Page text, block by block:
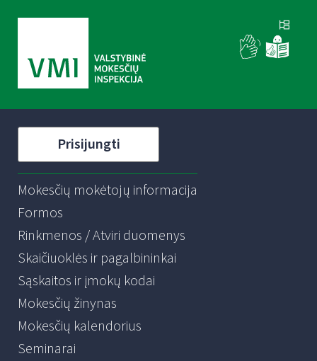
Prisijungti
Mokesčių mokėtojų informacija
Formos
Rinkmenos / Atviri duomenys
Skaičiuoklės ir pagalbininkai
Sąskaitos ir įmokų kodai
Mokesčių žinynas
Mokesčių kalendorius
Seminarai